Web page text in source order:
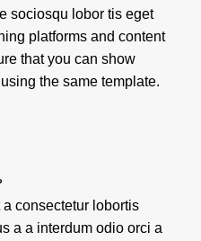
sociosqu lobor tis eget
platforms and content
that you can show
the same template.
consectetur lobortis
a a interdum odio orci a